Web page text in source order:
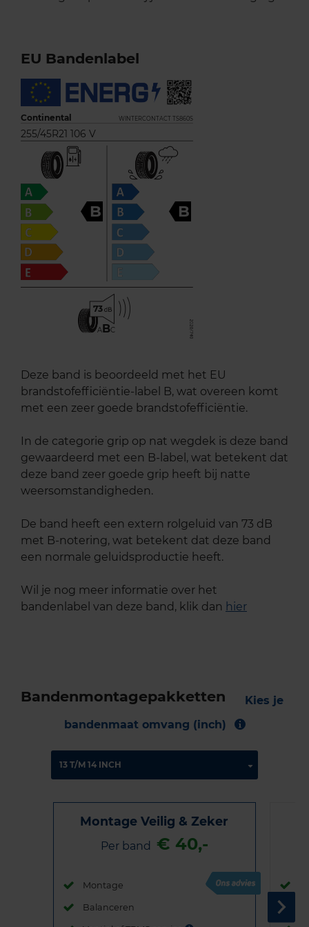
EU Bandenlabel
Continental WINTERCONTACT TS860S
255/45R21 106 V
B B
73
ABC
Deze band is beoordeeld met het EU
brandstofefficiëntie-label B, wat overeen komt
met een zeer goede brandstofefficiëntie.
In de categorie grip op nat wegdek is deze band
gewaardeerd met een B-label, wat betekent dat
deze band zeer goede grip heeft bij natte
weersomstandigheden.
De band heeft een extern rolgeluid van 73 dB
met B-notering, wat betekent dat deze band
een normale geluidsproductie heeft.
Wil je nog meer informatie over het
bandenlabel van deze band, klik dan hier
Bandenmontagepakketten
Kies je
bandenmaat omvang (inch)
Montage Veilig & Zeker
Per band € 40,-
Montage
Balanceren